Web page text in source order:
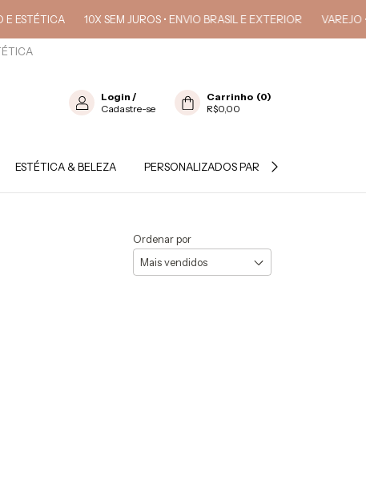
10X SEM JUROS • ENVIO BRASIL E EXTERIOR VAREJO •
Login /
Cadastre-se
Carrinho (0)
R$0,00
ESTÉTICA & BELEZA PERSONALIZADOS PARA PROFISSIONAL
Ordenar por